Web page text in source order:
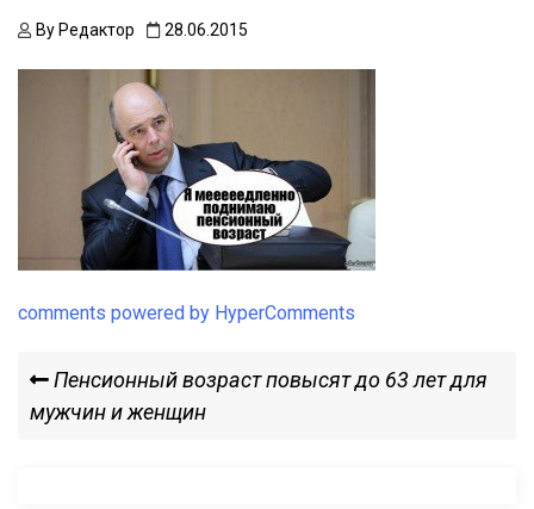
By Редактор 28.06.2015
comments powered by HyperComments
Навигация
по
Previous
Post
Пенсионный возраст повысят до 63 лет для
мужчин и женщин